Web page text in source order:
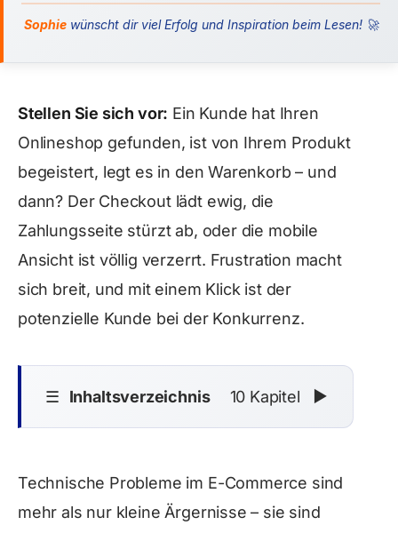
Sophiewünscht dir viel Erfolg und Inspiration beim Lesen! 🚀
Stellen Sie sich vor: Ein Kunde hat Ihren
Onlineshop gefunden, ist von Ihrem Produkt
begeistert, legt es in den Warenkorb – und
dann? Der Checkout lädt ewig, die
Zahlungsseite stürzt ab, oder die mobile
Ansicht ist völlig verzerrt. Frustration macht
sich breit, und mit einem Klick ist der
potenzielle Kunde bei der Konkurrenz.
☰ Inhaltsverzeichnis 10 Kapitel ▼
Technische Probleme im E-Commerce sind
mehr als nur kleine Ärgernisse – sie sind